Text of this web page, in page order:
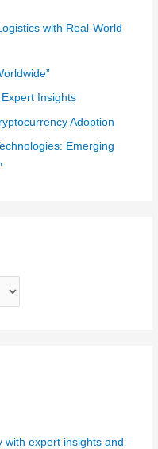
with Real-World
Insights
Adoption
Emerging
with expert insights and